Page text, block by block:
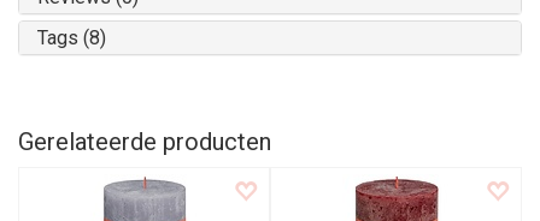
Tags (8)
Gerelateerde producten